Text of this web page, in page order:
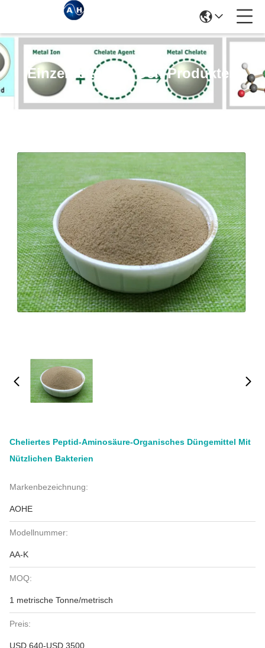
Einzelheiten Zu Den Produkten
Cheliertes Peptid-Aminosäure-Organisches Düngemittel Mit
Nützlichen Bakterien
Markenbezeichnung:
AOHE
Modellnummer:
AA-K
MOQ:
1 metrische Tonne/metrisch
Preis:
USD 640-USD 3500